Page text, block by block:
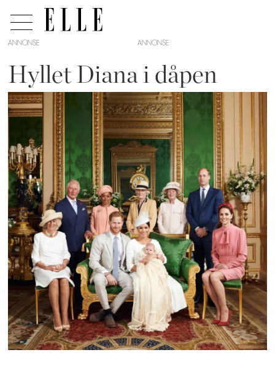
ANNONSE
Hyllet Diana i dåpen